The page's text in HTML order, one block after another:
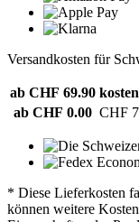
Versandkosten für
ab CHF 69.90
ab CHF 0.00 CHF
* Diese Lieferkosten
können weitere